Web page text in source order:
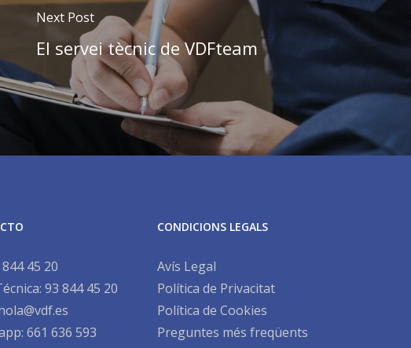
Next Post
El servei tècnic de VDFteam
45 20
93 844 45 20
661 636 593
CONDICIONS LEGALS
Avís Legal
Política de Privacitat
Política de Cookies
Preguntes més freqüents